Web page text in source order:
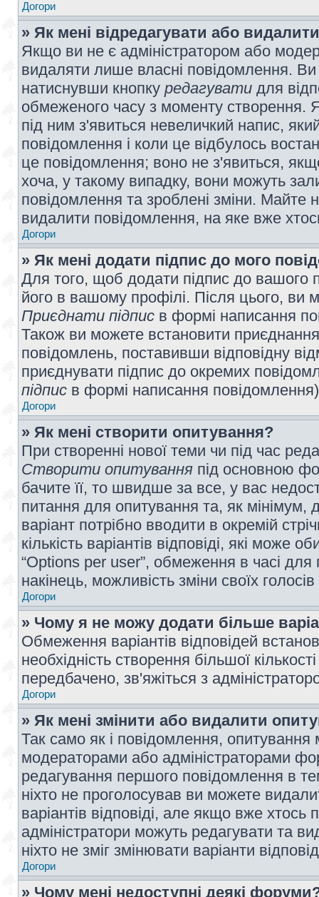
Догори
» Як мені відредагувати або
Якщо ви не є адміністратором або
видаляти лише власні повідомлення.
натиснувши кнопку редагувати для
обмеженого часу з моменту створення.
під ним з'явиться невеличкий напис,
повідомлення і коли це відбулось
це повідомлення; воно не з'явиться,
хоча, у такому випадку, вони можуть
повідомлення та зроблені зміни. Майте
видалити повідомлення, на яке вже
Догори
» Як мені додати підпис до мого
Для того, щоб додати підпис до вашого
його в вашому профілі. Після цього, ви
Приєднати підпис в формі написання
Також ви можете встановити
повідомлень, поставивши відповідну
приєднувати підпис до окремих
підпис в формі написання
Догори
» Як мені створити опитування?
При створенні нової теми чи під час
Створити опитування під основною
бачите її, то швидше за все, у вас
питання для опитування та, як мінімум,
варіант потрібно вводити в окремій
кількість варіантів відповіді, які може
“Options per user”, обмеження в часі для
накінець, можливість зміни своїх
Догори
» Чому я не можу додати більше
Обмеження варіантів відповідей
необхідність створення більшої
передбачено, зв'яжіться з
Догори
» Як мені змінити або видалити
Так само як і повідомлення,
модераторами або адміністраторами
редагування першого повідомлення в
ніхто не проголосував ви можете
варіантів відповіді, але якщо вже
адміністратори можуть редагувати та
ніхто не зміг змінювати варіанти
Догори
» Чому мені недоступні деякі